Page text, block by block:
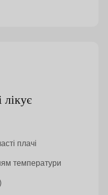
плачі
температури